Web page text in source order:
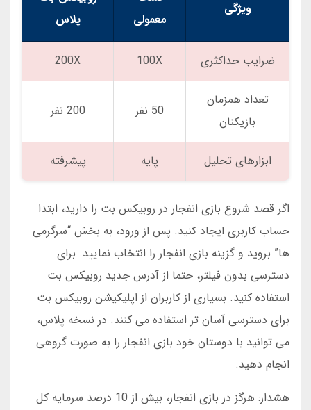
ویژگی
معمولی
پلاس
ضرایب حداکثری 100X
200X
تعداد همزمان
بازیکنان
50 نفر 200 نفر
ابزارهای تحلیل پایه پیشرفته
اگر قصد شروع بازی انفجار در روبیکس بت را دارید، ابتدا
حساب کاربری ایجاد کنید. پس از ورود، به بخش “سرگرمی
ها” بروید و گزینه بازی انفجار را انتخاب نمایید. برای
دسترسی بدون فیلتر، حتما از آدرس جدید روبیکس بت
استفاده کنید. بسیاری از کاربران از اپلیکیشن روبیکس بت
برای دسترسی آسان تر استفاده می کنند. در نسخه پلاس،
می توانید با دوستان خود بازی انفجار را به صورت گروهی
انجام دهید.
هشدار: هرگز در بازی انفجار، بیش از 10 درصد سرمایه کل